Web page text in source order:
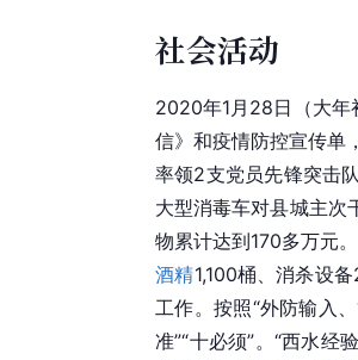
社会活动
2020年1月28日（大年
信》和疫情防控宣传单
率领2支党员先锋突击
大型消毒车对县城主次
物累计达到170多万元
酒精1,100桶、消杀设
工作。按照“外防输入
准”“十必须”。“西水